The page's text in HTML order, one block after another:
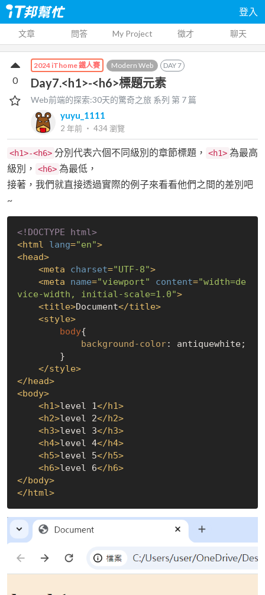
登入
文章 問答 My Project 徵才 聊天
2024 iThome 鐵人賽 Modern Web DAY7
Day7.<h1>-<h6>標題元素
Web前端的探索:30天的驚奇之旅 系列 第 7 篇
yuyu_1111
2 年前 ‧ 434瀏覽
0
<h1>-<h6> 分別代表六個不同級別的章節標題， <h1> 為最高
級別，
<h6> 為最低，
接著，我們就直接透過實際的例子來看看他們之間的差別吧
~
<!DOCTYPE html>
<html lang="en">
<head>
<meta charset="UTF-8">
<meta name="viewport" content="width=de
vice-width, initial-scale=1.0">
<title>Document</title>
<style>
body{
background-color: antiquewhite;
</style>
</head>
<body>
<h1>level 1</h1>
<h2>level 2</h2>
<h3>level 3</h3>
<h4>level 4</h4>
<h5>level 5</h5>
<h6>level 6</h6>
</body>
</html>